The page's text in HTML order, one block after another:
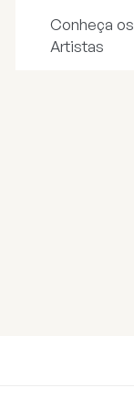
Conheça os
Artistas